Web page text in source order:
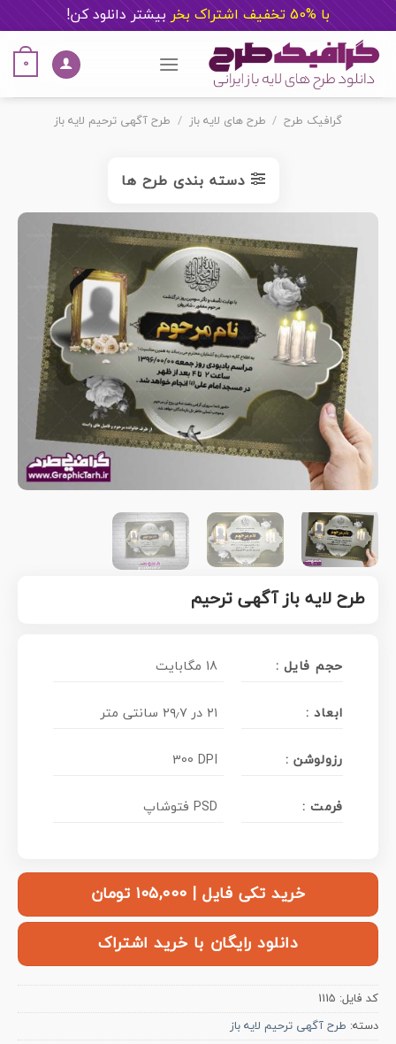
با %50 تخفیف اشتراک بخر بیشتر دانلود کن!
content
0
گرافیک طرح / طرح های لایه باز / طرح آگهی ترحیم لایه باز
دسته بندی طرح ها
طرح لایه باز آگهی ترحیم
حجم فایل : 18 مگابایت
ابعاد : ۲۱ در ۲۹٫۷ سانتی متر
رزولوشن : 300 DPI
فرمت : PSD فتوشاپ
خرید تکی فایل | ۱۰۵,۰۰۰ تومان
دانلود رایگان با خرید اشتراک
کد فایل: 1115
دسته: طرح آگهی ترحیم لایه باز